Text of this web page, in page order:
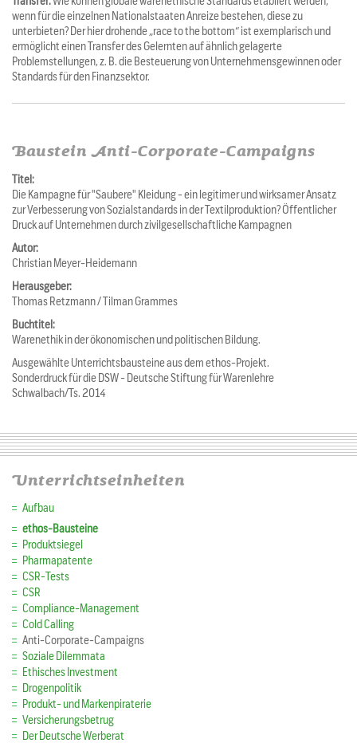
wenn für die einzelnen Nationalstaaten Anreize bestehen, diese zu
unterbieten? Der hier drohende „race to the bottom“ ist exemplarisch und
ermöglicht einen Transfer des Gelernten auf ähnlich gelagerte
Problemstellungen, z. B. die Besteuerung von Unternehmensgewinnen oder
Standards für den Finanzsektor.
Baustein Anti-Corporate-Campaigns
Titel:
Die Kampagne für "Saubere" Kleidung - ein legitimer und wirksamer Ansatz
zur Verbesserung von Sozialstandards in der Textilproduktion? Öffentlicher
Druck auf Unternehmen durch zivilgesellschaftliche Kampagnen
Autor:
Christian Meyer-Heidemann
Herausgeber:
Thomas Retzmann / Tilman Grammes
Buchtitel:
Warenethik in der ökonomischen und politischen Bildung.
Ausgewählte Unterrichtsbausteine aus dem ethos-Projekt.
Sonderdruck für die DSW - Deutsche Stiftung für Warenlehre
Schwalbach/Ts. 2014
Unterrichtseinheiten
Aufbau
ethos-Bausteine
Produktsiegel
Pharmapatente
CSR-Tests
CSR
Compliance-Management
Cold Calling
Anti-Corporate-Campaigns
Soziale Dilemmata
Ethisches Investment
Drogenpolitik
Produkt- und Markenpiraterie
Versicherungsbetrug
Der Deutsche Werberat